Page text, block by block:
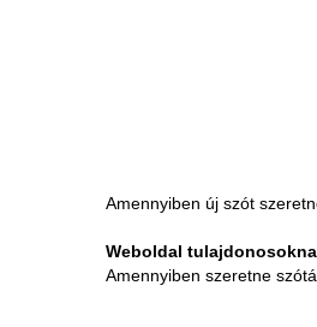
Amennyiben új szót
Weboldal
Amennyiben szeretne